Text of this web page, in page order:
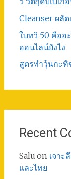
Cleanser ผลั
ใบทวิ 50 คืออ
ออนไลน์ยังไง
สูตรทําวุ้นกะทิ
Recent
Salu on เจาะ
และไทย